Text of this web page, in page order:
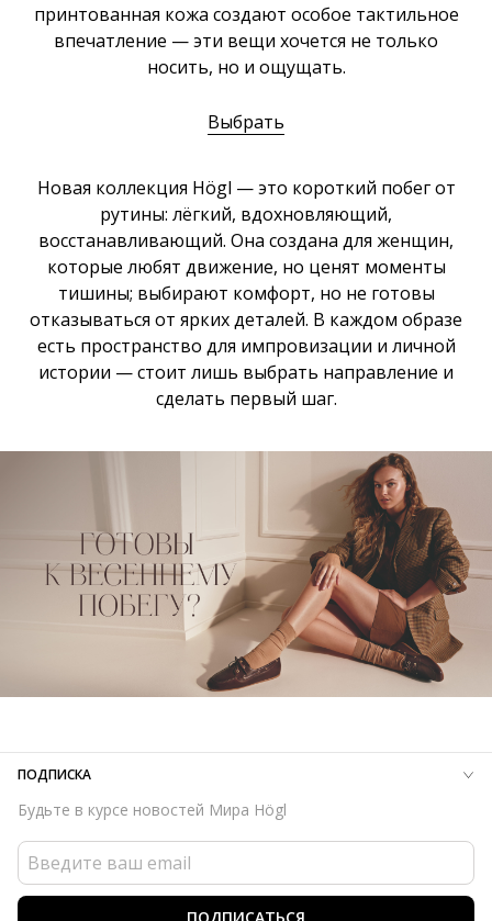
принтованная кожа создают особое тактильное
впечатление — эти вещи хочется не только
носить, но и ощущать.
Выбрать
Новая коллекция Högl — это короткий побег от
рутины: лёгкий, вдохновляющий,
восстанавливающий. Она создана для женщин,
которые любят движение, но ценят моменты
тишины; выбирают комфорт, но не готовы
отказываться от ярких деталей. В каждом образе
есть пространство для импровизации и личной
истории — стоит лишь выбрать направление и
сделать первый шаг.
ПОДПИСКА
Будьте в курсе новостей Мира Högl